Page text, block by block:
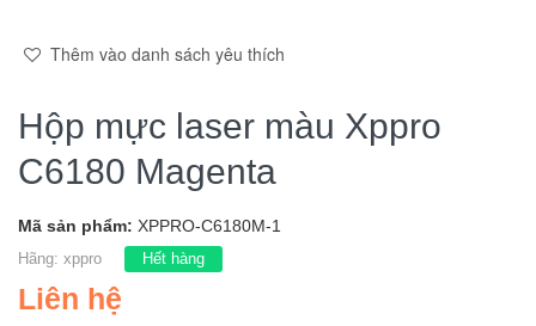
Thêm vào danh sách yêu thích
Hộp mực laser màu Xppro
C6180 Magenta
Mã sản phẩm: XPPRO-C6180M-1
Hãng: xppro Hết hàng
Liên hệ